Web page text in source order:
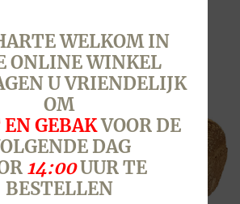
WELKOM IN
ONLINE WINKEL
U VRIENDELIJK
OM
GEBAKVOOR DE
DAG
14:00UUR TE
BESTELLEN